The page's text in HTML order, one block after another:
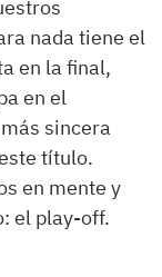
nada tiene el
en la final,
en el
sincera
título.
en mente y
el play-off.